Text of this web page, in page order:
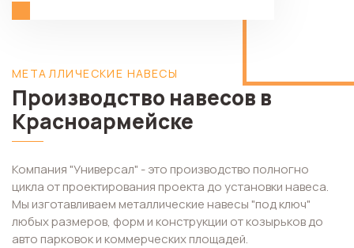
МЕТАЛЛИЧЕСКИЕ НАВЕСЫ
Производство навесов в
Красноармейске
Компания "Универсал" - это производство полногно
цикла от проектирования проекта до установки навеса.
Мы изготавливаем металлические навесы "под ключ"
любых размеров, форм и конструкции от козырьков до
авто парковок и коммерческих площадей.